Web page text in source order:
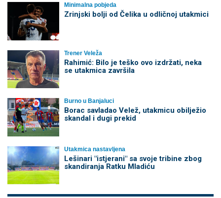
Minimalna pobjeda
Zrinjski bolji od Čelika u odličnoj utakmici
Trener Veleža
Rahimić: Bilo je teško ovo izdržati, neka
se utakmica završila
Burno u Banjaluci
Borac savladao Velež, utakmicu obilježio
skandal i dugi prekid
Utakmica nastavljena
Lešinari "istjerani" sa svoje tribine zbog
skandiranja Ratku Mladiću